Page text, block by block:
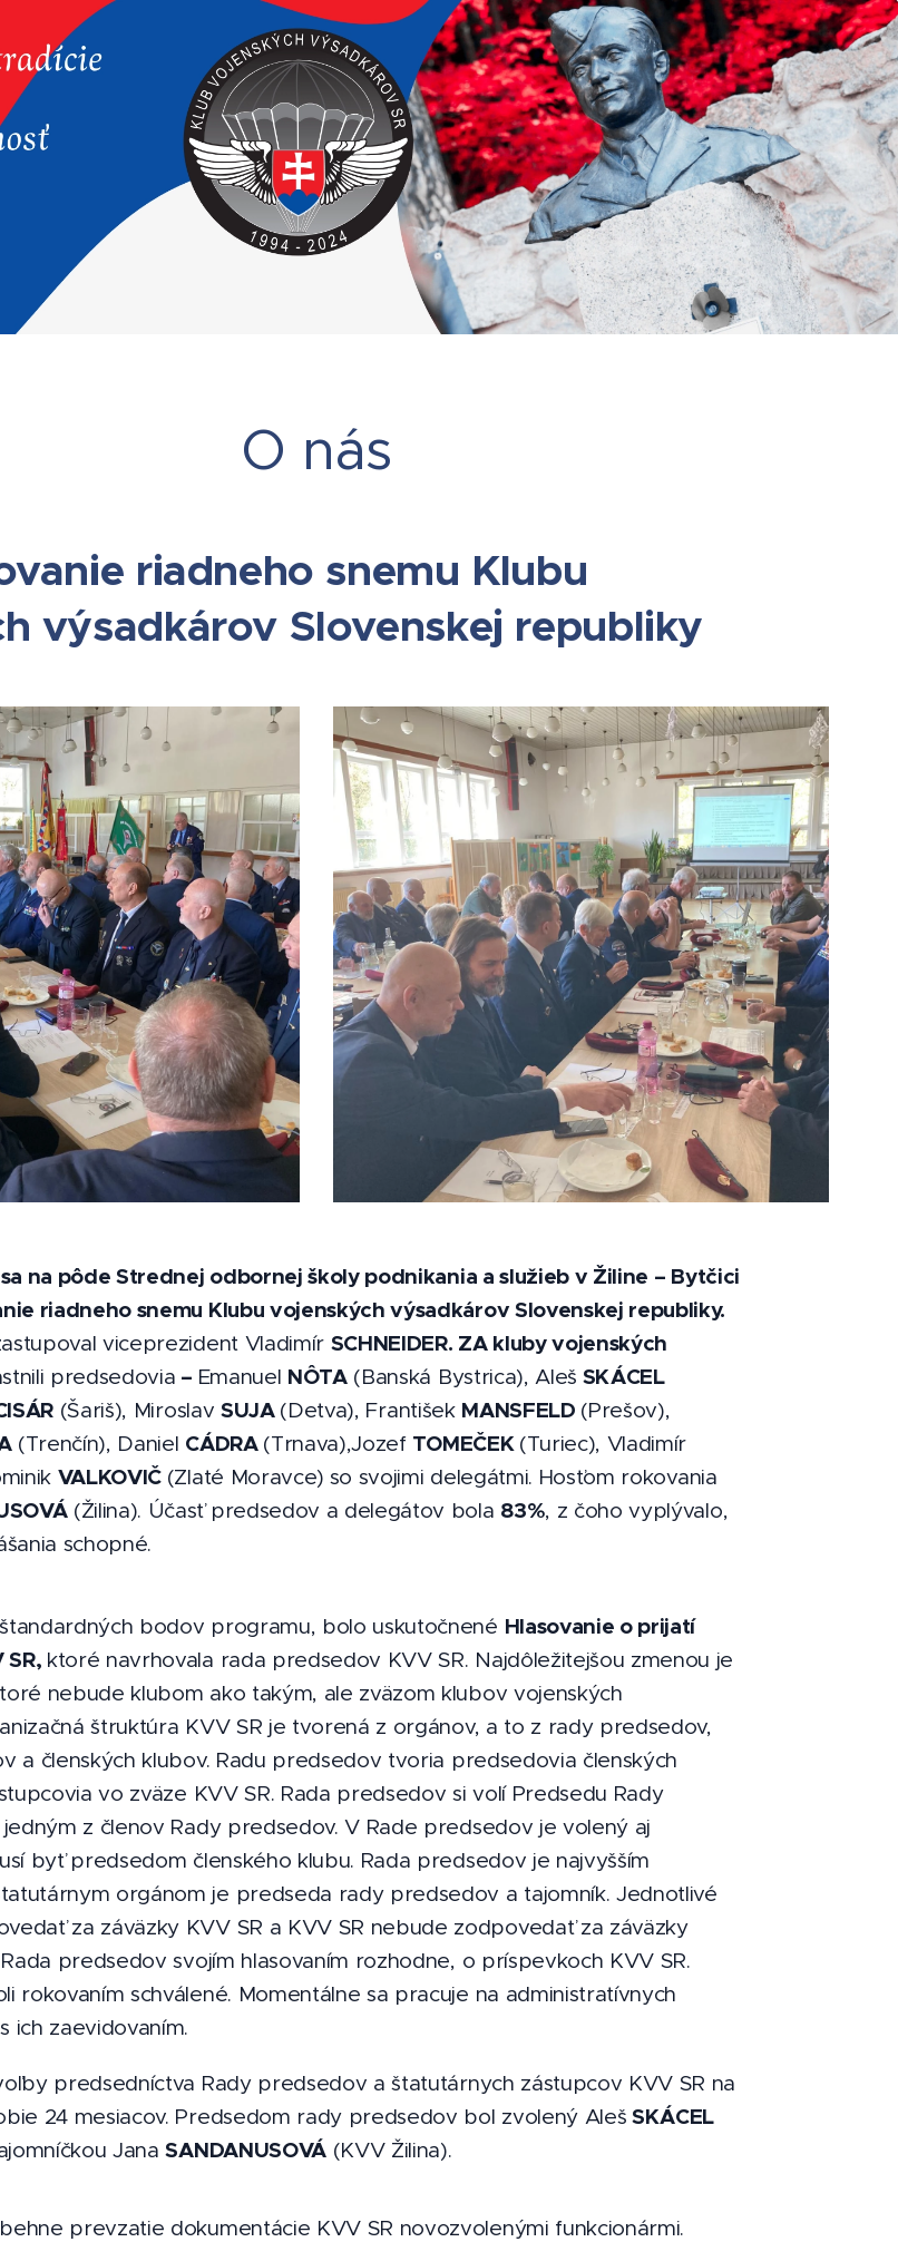
O nás
riadneho snemu Klubu
výsadkárov Slovenskej republiky
na pôde Strednej odbornej školy podnikania a služieb v Žiline – Bytčici
riadneho snemu Klubu vojenských výsadkárov Slovenskej republiky.
viceprezident Vladimír SCHNEIDER. ZA kluby vojenských
predsedovia – Emanuel NÔTA(Banská Bystrica), Aleš SKÁCEL
(Šariš), Miroslav SUJA (Detva), František MANSFELD (Prešov),
(Trenčín), Daniel CÁDRA (Trnava),Jozef TOMEČEK (Turiec), Vladimír
VALKOVIČ (Zlaté Moravce) so svojimi delegátmi. Hosťom rokovania
(Žilina). Účasť predsedov a delegátov bola 83%, z čoho vyplývalo,
schopné.
bodov programu, bolo uskutočnené Hlasovanie o prijatí
ktoré navrhovala rada predsedov KVV SR. Najdôležitejšou zmenou je
nebude klubom ako takým, ale zväzom klubov vojenských
štruktúra KVV SR je tvorená z orgánov, a to z rady predsedov,
a členských klubov. Radu predsedov tvoria predsedovia členských
vo zväze KVV SR. Rada predsedov si volí Predsedu Rady
z členov Rady predsedov. V Rade predsedov je volený aj
byť predsedom členského klubu. Rada predsedov je najvyšším
orgánom je predseda rady predsedov a tajomník. Jednotlivé
za záväzky KVV SR a KVV SR nebude zodpovedať za záväzky
predsedov svojím hlasovaním rozhodne, o príspevkoch KVV SR.
rokovaním schválené. Momentálne sa pracuje na administratívnych
ich zaevidovaním.
predsedníctva Rady predsedov a štatutárnych zástupcov KVV SR na
24 mesiacov. Predsedom rady predsedov bol zvolený Aleš SKÁCEL
JanaSANDANUSOVÁ(KVV Žilina).
prevzatie dokumentácie KVV SR novozvolenými funkcionármi.